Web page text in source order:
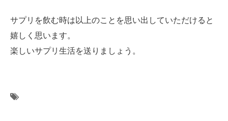
サプリを飲む時は以上のことを思い出していただけると
嬉しく思います。
楽しいサプリ生活を送りましょう。